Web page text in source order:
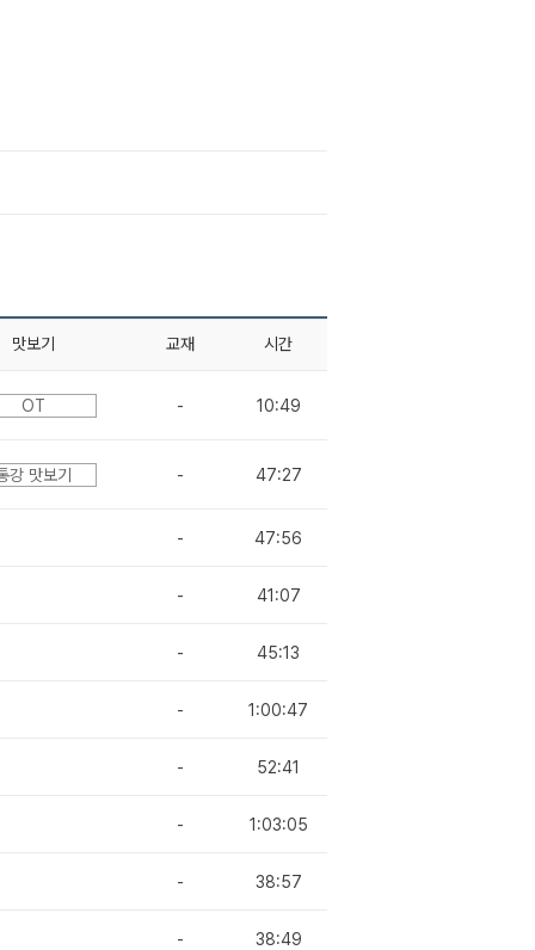
맛보기 교재 시간
OT - 10:49
강 맛보기 - 47:27
- 47:56
- 41:07
- 45:13
- 1:00:47
- 52:41
- 1:03:05
- 38:57
- 38:49